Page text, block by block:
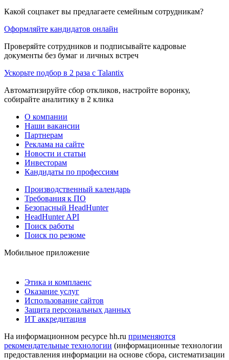
Какой соцпакет вы предлагаете семейным сотрудникам?
Оформляйте кандидатов онлайн
Проверяйте сотрудников и подписывайте кадровые
документы без бумаг и личных встреч
Ускорьте подбор в 2 раза с Talantix
Автоматизируйте сбор откликов, настройте воронку,
собирайте аналитику в 2 клика
О компании
Наши вакансии
Партнерам
Реклама на сайте
Новости и статьи
Инвесторам
Кандидаты по профессиям
Производственный календарь
Требования к ПО
Безопасный HeadHunter
HeadHunter API
Поиск работы
Поиск по резюме
Мобильное приложение
Этика и комплаенс
Оказание услуг
Использование сайтов
Защита персональных данных
ИТ аккредитация
На информационном ресурсе hh.ru применяются
рекомендательные технологии (информационные технологии
предоставления информации на основе сбора, систематизации